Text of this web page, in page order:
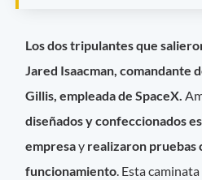
Los dos tripulantes que
Jared Isaacman, comandante
Gillis, empleada de SpaceX.
diseñados y confeccionados
empresay realizaron pruebas
funcionamiento. Esta